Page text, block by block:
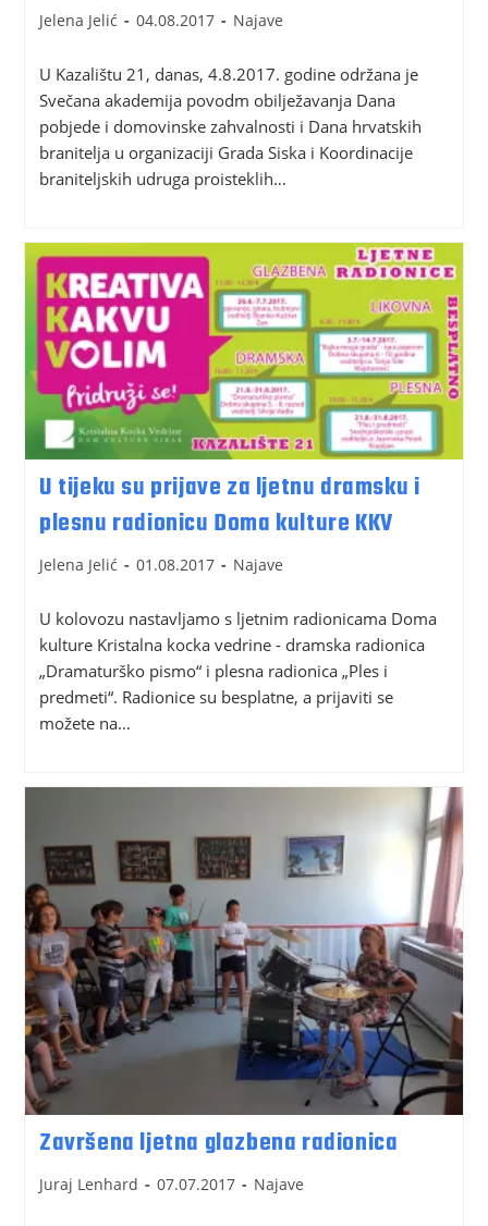
Jelena Jelić 04.08.2017 Najave
U Kazalištu 21, danas, 4.8.2017. godine održana je
Svečana akademija povodm obilježavanja Dana
pobjede i domovinske zahvalnosti i Dana hrvatskih
branitelja u organizaciji Grada Siska i Koordinacije
braniteljskih udruga proisteklih…
U tijeku su prijave za ljetnu dramsku i
plesnu radionicu Doma kulture KKV
Jelena Jelić 01.08.2017 Najave
U kolovozu nastavljamo s ljetnim radionicama Doma
kulture Kristalna kocka vedrine - dramska radionica
„Dramaturško pismo“ i plesna radionica „Ples i
predmeti“. Radionice su besplatne, a prijaviti se
možete na…
Završena ljetna glazbena radionica
Juraj Lenhard 07.07.2017 Najave